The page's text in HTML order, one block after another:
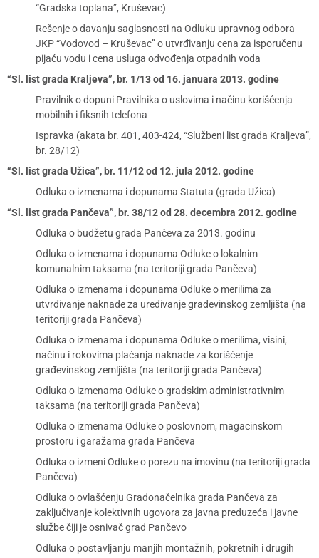
“Gradska toplana”, Kruševac)
Rešenje o davanju saglasnosti na Odluku upravnog odbora
JKP “Vodovod – Kruševac” o utvrđivanju cena za isporučenu
pijaću vodu i cena usluga odvođenja otpadnih voda
“Sl. list grada Kraljeva”, br. 1/13 od 16. januara 2013. godine
Pravilnik o dopuni Pravilnika o uslovima i načinu korišćenja
mobilnih i fiksnih telefona
Ispravka (akata br. 401, 403-424, “Službeni list grada Kraljeva”,
br. 28/12)
“Sl. list grada Užica”, br. 11/12 od 12. jula 2012. godine
Odluka o izmenama i dopunama Statuta (grada Užica)
“Sl. list grada Pančeva”, br. 38/12 od 28. decembra 2012. godine
Odluka o budžetu grada Pančeva za 2013. godinu
Odluka o izmenama i dopunama Odluke o lokalnim
komunalnim taksama (na teritoriji grada Pančeva)
Odluka o izmenama i dopunama Odluke o merilima za
utvrđivanje naknade za uređivanje građevinskog zemljišta (na
teritoriji grada Pančeva)
Odluka o izmenama i dopunama Odluke o merilima, visini,
načinu i rokovima plaćanja naknade za korišćenje
građevinskog zemljišta (na teritoriji grada Pančeva)
Odluka o izmenama Odluke o gradskim administrativnim
taksama (na teritoriji grada Pančeva)
Odluka o izmenama Odluke o poslovnom, magacinskom
prostoru i garažama grada Pančeva
Odluka o izmeni Odluke o porezu na imovinu (na teritoriji grada
Pančeva)
Odluka o ovlašćenju Gradonačelnika grada Pančeva za
zaključivanje kolektivnih ugovora za javna preduzeća i javne
službe čiji je osnivač grad Pančevo
Odluka o postavljanju manjih montažnih, pokretnih i drugih